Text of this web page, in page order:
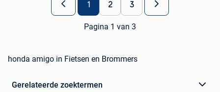
1 2 3
Pagina 1 van 3
honda amigo in Fietsen en Brommers
Gerelateerde zoektermen